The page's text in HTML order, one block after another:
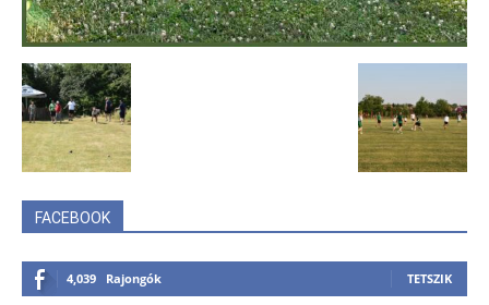
FACEBOOK
4,039 Rajongók TETSZIK